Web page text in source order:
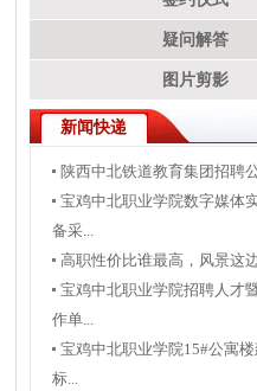
疑问解答
图片剪影
新闻快递
陕西中北铁道教育集团招聘
宝鸡中北职业学院数字媒体
备采...
高职性价比谁最高，风景这
宝鸡中北职业学院招聘人才
作单...
宝鸡中北职业学院15#公寓
标...